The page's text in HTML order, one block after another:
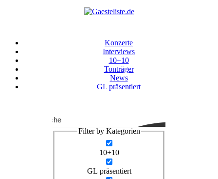
Konzerte
Interviews
10+10
Tonträger
News
GL präsentiert
Suche
Filter by Kategorien
10+10
GL präsentiert